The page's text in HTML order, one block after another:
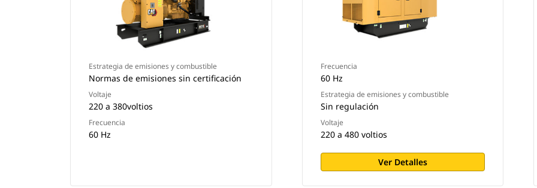
Estrategia de emisiones y combustible
Normas de emisiones sin certificación
Voltaje
220 a 380voltios
Frecuencia
60 Hz
Frecuencia
60 Hz
Estrategia de emisiones y combustible
Sin regulación
Voltaje
220 a 480 voltios
Ver Detalles